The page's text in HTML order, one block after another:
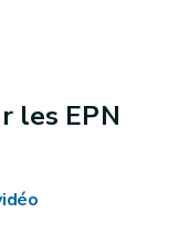
les EPN